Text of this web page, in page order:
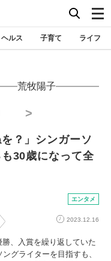
ヘルス 子育て ライフ
荒牧陽子
>
？」シンガーソ
30歳になって全
エンタメ
2023.12.16
、入賞を繰り返していた
グライターを目指すも、